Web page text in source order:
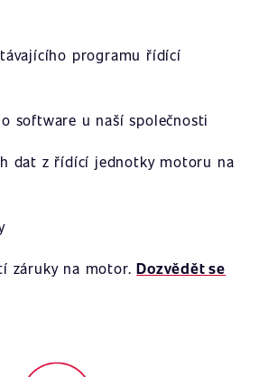
programu řídící
software u naší společnosti
dat z řídící jednotky motoru na
záruky na motor.Dozvědět se